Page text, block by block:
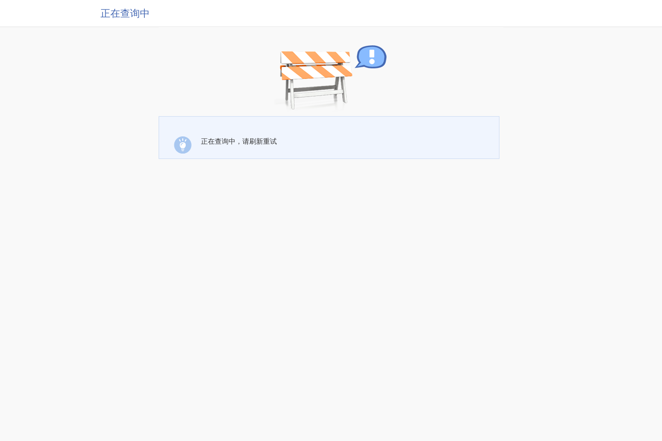
正在查询中
正在查询中，请刷新重试